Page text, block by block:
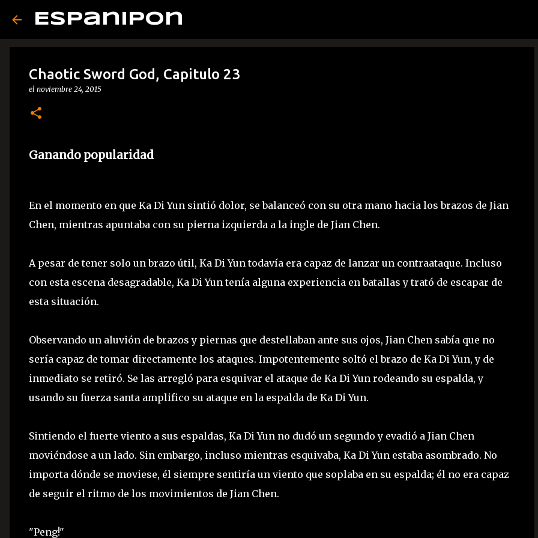
Espanipon
Chaotic Sword God, Capitulo 23
el noviembre 24, 2015
Ganando popularidad
En el momento en que Ka Di Yun sintió dolor, se balanceó con su otra mano hacia los brazos de Jian
Chen, mientras apuntaba con su pierna izquierda a la ingle de Jian Chen.
A pesar de tener solo un brazo útil, Ka Di Yun todavía era capaz de lanzar un contraataque. Incluso
con esta escena desagradable, Ka Di Yun tenía alguna experiencia en batallas y trató de escapar de
esta situación.
Observando un aluvión de brazos y piernas que destellaban ante sus ojos, Jian Chen sabía que no
sería capaz de tomar directamente los ataques. Impotentemente soltó el brazo de Ka Di Yun, y de
inmediato se retiró. Se las arregló para esquivar el ataque de Ka Di Yun rodeando su espalda, y
usando su fuerza santa amplifico su ataque en la espalda de Ka Di Yun.
Sintiendo el fuerte viento a sus espaldas, Ka Di Yun no dudó un segundo y evadió a Jian Chen
moviéndose a un lado. Sin embargo, incluso mientras esquivaba, Ka Di Yun estaba asombrado. No
importa dónde se moviese, él siempre sentiría un viento que soplaba en su espalda; él no era capaz
de seguir el ritmo de los movimientos de Jian Chen.
"Peng!"